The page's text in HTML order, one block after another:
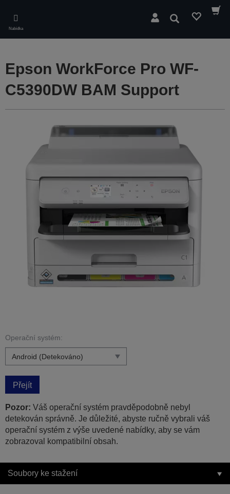
main
content
Nabídka
Hledat
Epson WorkForce Pro WF-
C5390DW BAM Support
Operační systém:
Přejít
Pozor: Váš operační systém pravděpodobně nebyl
detekován správně. Je důležité, abyste ručně vybrali váš
operační systém z výše uvedené nabídky, aby se vám
zobrazoval kompatibilní obsah.
Soubory ke stažení